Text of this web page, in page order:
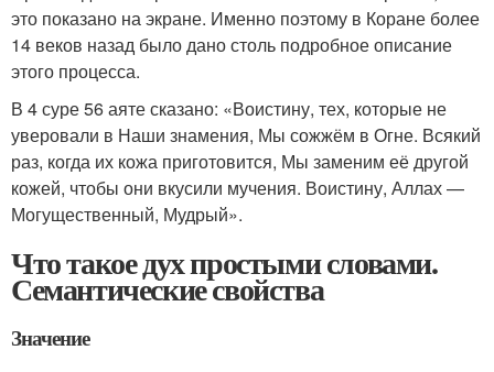
это показано на экране. Именно поэтому в Коране более
14 веков назад было дано столь подробное описание
этого процесса.
В 4 суре 56 аяте сказано: «Воистину, тех, которые не
уверовали в Наши знамения, Мы сожжём в Огне. Всякий
раз, когда их кожа приготовится, Мы заменим её другой
кожей, чтобы они вкусили мучения. Воистину, Аллах —
Могущественный, Мудрый».
Что такое дух простыми словами.
Семантические свойства
Значение